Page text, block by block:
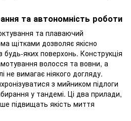
та автономність роботи
та плаваючий
щітками дозволяє якісно
будь-яких поверхонь. Конструкція
волосся та вовни, а
не вимагає ніякого догляду.
з мийником підлоги
у тандемі. Ці два прилади,
підвищать якість миття